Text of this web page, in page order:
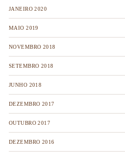
JANEIRO 2020
MAIO 2019
NOVEMBRO 2018
SETEMBRO 2018
JUNHO 2018
DEZEMBRO 2017
OUTUBRO 2017
DEZEMBRO 2016